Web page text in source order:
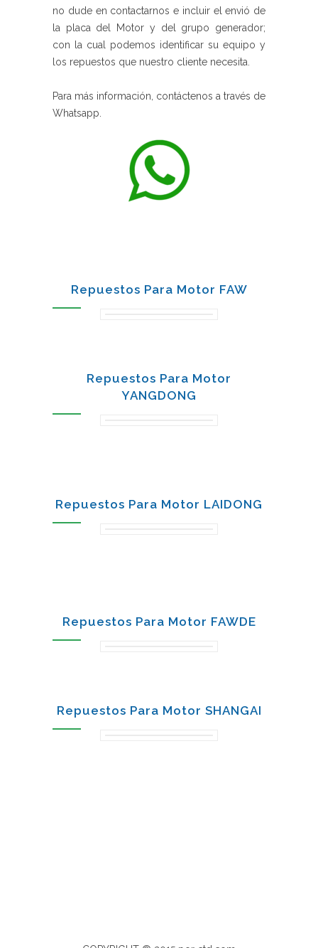
no dude en contactarnos e incluir el envió de
la placa del Motor y del grupo generador;
con la cual podemos identificar su equipo y
los repuestos que nuestro cliente necesita.
Para más información, contáctenos a través de
Whatsapp.
Repuestos Para Motor FAW
Repuestos Para Motor
YANGDONG
Repuestos Para Motor LAIDONG
Repuestos Para Motor FAWDE
Repuestos Para Motor SHANGAI